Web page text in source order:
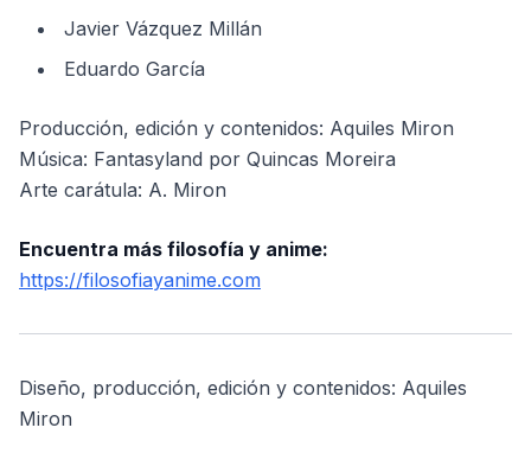
Javier Vázquez Millán
Eduardo García
Producción, edición y contenidos: Aquiles Miron
Música: Fantasyland por Quincas Moreira
Arte carátula: A. Miron
Encuentra más filosofía y anime:
https://filosofiayanime.com
Diseño, producción, edición y contenidos: Aquiles
Miron